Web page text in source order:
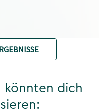
könnten dich